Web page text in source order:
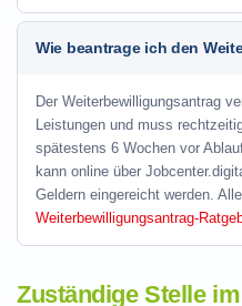
Wie beantrage ich den
Der Weiterbewilligungsantrag
Leistungen und muss
spätestens 6 Wochen vor
kann online über
Geldern eingereicht werden.
Weiterbewilligungsantrag-
Zuständige Stelle